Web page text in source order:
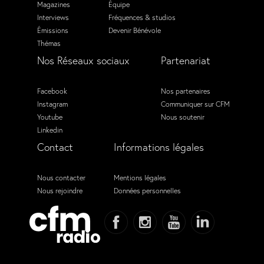
Magazines
Interviews
Émissions
Thémas
Équipe
Fréquences & studios
Devenir Bénévole
Nos Réseaux sociaux
Facebook
Instagram
Youtube
Linkedin
Partenariat
Nos partenaires
Communiquer sur CFM
Nous soutenir
Contact
Nous contacter
Nous rejoindre
Informations légales
Mentions légales
Données personnelles